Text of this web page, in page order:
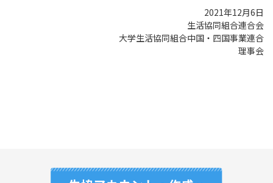
2021年12月6日
生活協同組合連合会
大学生活協同組合中国・四国事業連合
理事会